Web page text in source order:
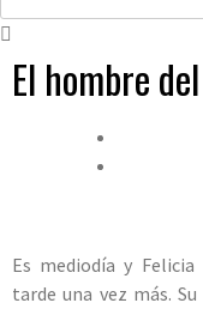
El hombre
Es mediodía y
tarde una vez más.